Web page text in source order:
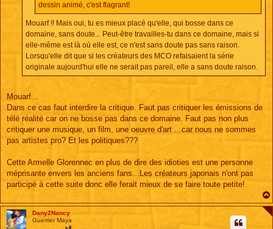
dessin animé, c'est flagrant!
Mouarf !! Mais oui, tu es mieux placé qu'elle, qui bosse dans ce
domaine, sans doute... Peut-être travailles-tu dans ce domaine, mais si
elle-même est là où elle est, ce n'est sans doute pas sans raison.
Lorsqu'elle dit que si les créateurs des MCO refaisaient la série
originale aujourd'hui elle ne serait pas pareil, elle a sans doute raison.
Mouarf...
Dans ce cas faut interdire la critique. Faut pas critiquer les émissions de
télé réalité car on ne bosse pas dans ce domaine. Faut pas non plus
critiquer une musique, un film, une oeuvre d'art ...car nous ne sommes
pas artistes pro? Et les politiques???
Cette Armelle Glorennec en plus de dire des idioties est une personne
méprisante envers les anciens fans...Les créateurs japonais n'ont pas
participé à cette suite donc elle ferait mieux de se faire toute petite!
Dany2Nancy
Guerrier Maya